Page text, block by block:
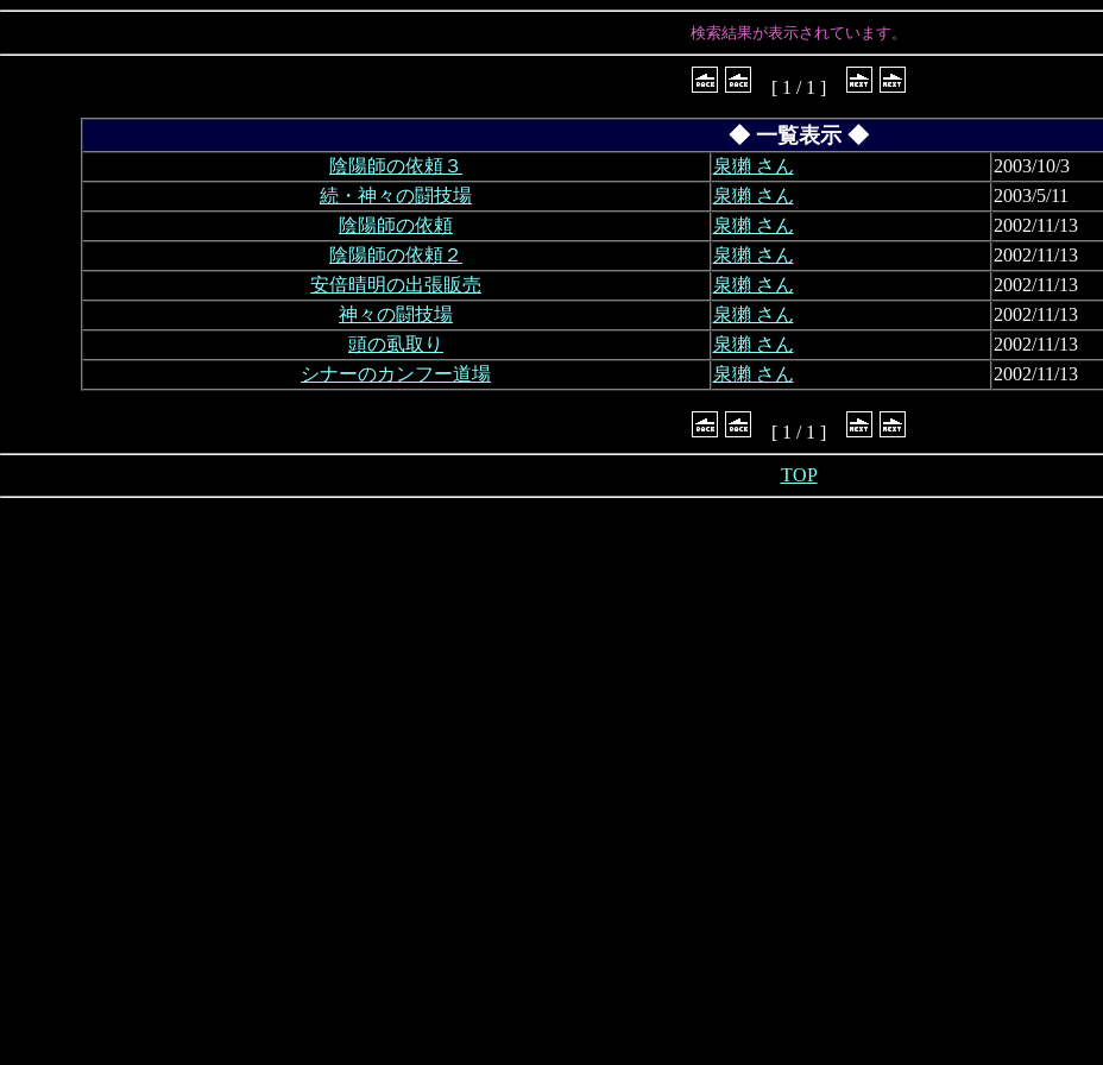
検索結果が表示されています。
[ 1 / 1 ]
◆ 一覧表示 ◆
陰陽師の依頼３ 泉獺 さん 2003/10/3
続・神々の闘技場
泉獺 さん 2003/5/11
陰陽師の依頼
泉獺 さん 2002/11/13
陰陽師の依頼２
泉獺 さん 2002/11/13
安倍晴明の出張販売
泉獺 さん 2002/11/13
神々の闘技場
泉獺 さん 2002/11/13
頭の虱取り
泉獺 さん 2002/11/13
シナーのカンフー道場
泉獺 さん 2002/11/13
[ 1 / 1 ]
TOP